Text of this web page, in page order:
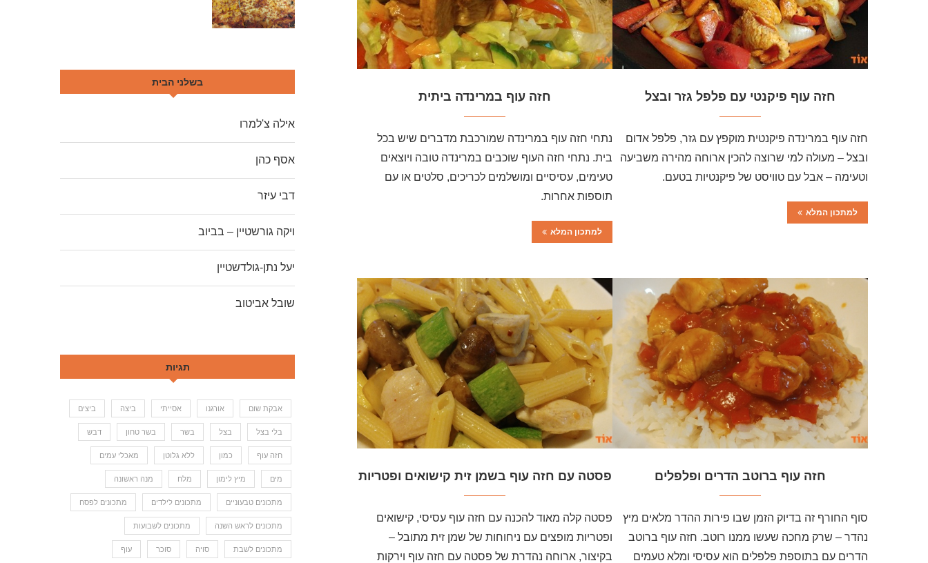
חזה עוף פיקנטי עם פלפל גזר ובצל
חזה עוף במרינדה פיקנטית מוקפץ עם גזר, פלפל אדום
ובצל – מעולה למי שרוצה להכין ארוחה מהירה משביעה
וטעימה – אבל עם טוויסט של פיקנטיות בטעם.
למתכון המלא
חזה עוף במרינדה ביתית
נתחי חזה עוף במרינדה שמורכבת מדברים שיש בכל
בית. נתחי חזה העוף שוכבים במרינדה טובה ויוצאים
טעימים, עסיסיים ומושלמים לכריכים, סלטים או עם
תוספות אחרות.
למתכון המלא
חזה עוף ברוטב הדרים ופלפלים
סוף החורף זה בדיוק הזמן שבו פירות ההדר מלאים מיץ
נהדר – שרק מחכה שעשו ממנו רוטב. חזה עוף ברוטב
הדרים עם בתוספת פלפלים הוא עסיסי ומלא טעמים
פסטה עם חזה עוף בשמן זית קישואים ופטריות
פסטה קלה מאוד להכנה עם חזה עוף עסיסי, קישואים
ופטריות מופצים עם ניחוחות של שמן זית מתובל –
בקיצור, ארוחה נהדרת של פסטה עם חזה עוף וירקות
בשלני הבית
אילה צ'למרו
אסף כהן
דבי עיזר
ויקה גורשטיין – בביוב
יעל נתן-גולדשטיין
שובל אביטוב
תגיות
אבקת שום אורגנו אסייתי ביצה ביצים
בלי בצל בצל בשר בשר טחון דבש
חזה עוף כמון ללא גלוטן מאכלי עמים
מים מיץ לימון מלח מנה ראשונה
מתכונים טבעוניים מתכונים לילדים מתכונים לפסח
מתכונים לראש השנה מתכונים לשבועות
מתכונים לשבת סויה סוכר עוף